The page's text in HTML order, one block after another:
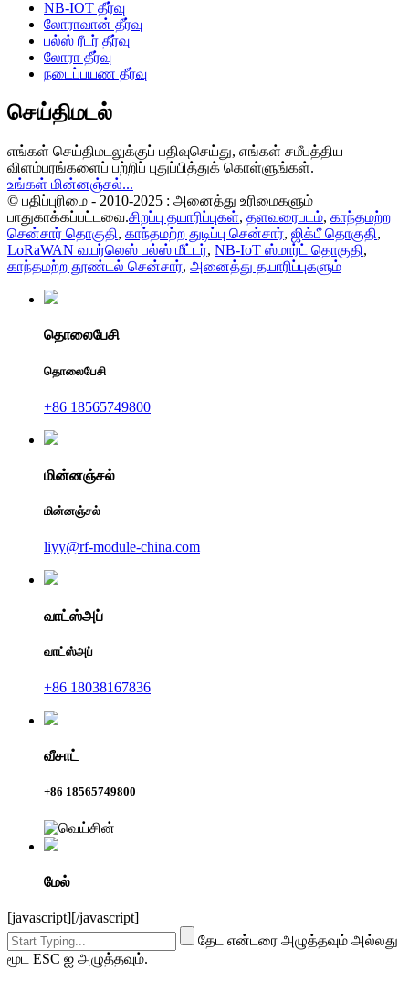
NB-IOT தீர்வு
லோராவான் தீர்வு
பல்ஸ் ரீடர் தீர்வு
லோரா தீர்வு
நடைப்பயண தீர்வு
செய்திமடல்
எங்கள் செய்திமடலுக்குப் பதிவுசெய்து, எங்கள் சமீபத்திய
விளம்பரங்களைப் பற்றிப் புதுப்பித்துக் கொள்ளுங்கள்.
உங்கள் மின்னஞ்சல்...
© பதிப்புரிமை - 2010-2025 : அனைத்து உரிமைகளும்
பாதுகாக்கப்பட்டவை.சிறப்பு தயாரிப்புகள், தளவரைபடம், காந்தமற்ற
சென்சார் தொகுதி, காந்தமற்ற துடிப்பு சென்சார், ஜிக்பீ தொகுதி,
LoRaWAN வயர்லெஸ் பல்ஸ் மீட்டர், NB-IoT ஸ்மார்ட் தொகுதி,
காந்தமற்ற தூண்டல் சென்சார், அனைத்து தயாரிப்புகளும்
தொலைபேசி
தொலைபேசி
+86 18565749800
மின்னஞ்சல்
மின்னஞ்சல்
liyy@rf-module-china.com
வாட்ஸ்அப்
வாட்ஸ்அப்
+86 18038167836
வீசாட்
+86 18565749800
மேல்
[javascript][/javascript]
தேட என்டரை அழுத்தவும் அல்லது
மூட ESC ஐ அழுத்தவும்.